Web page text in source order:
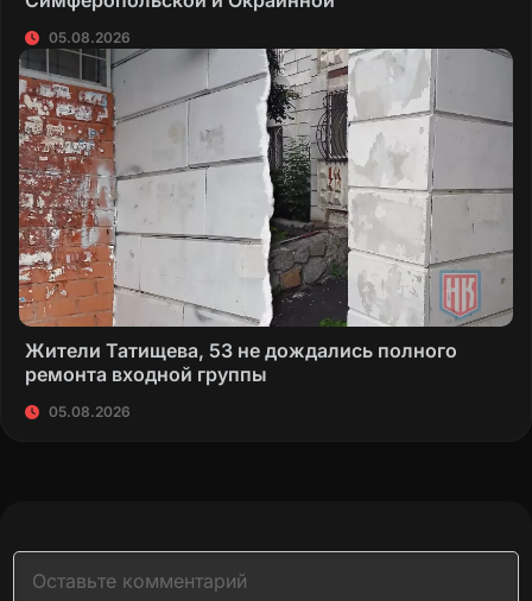
05.08.2026
Жители Татищева, 53 не дождались полного
ремонта входной группы
05.08.2026